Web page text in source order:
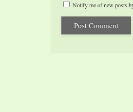
Notify me of new posts